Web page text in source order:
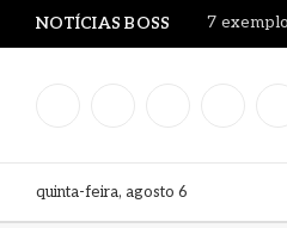
NOTÍCIAS BOSS 7
quinta-feira, agosto 6